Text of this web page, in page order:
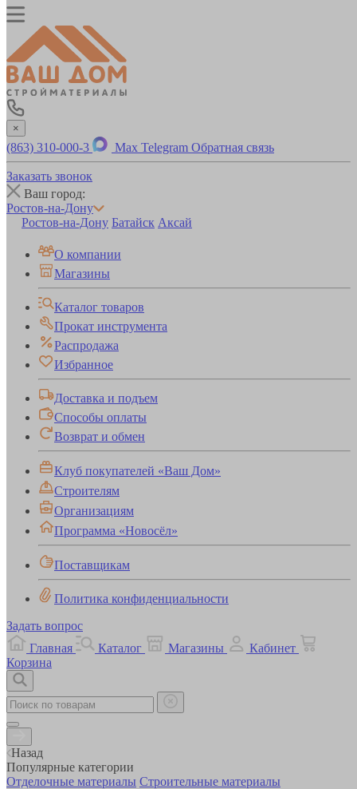
×
(863) 310-000-3 Max Telegram Обратная связь
Заказать звонок
Ваш город:
Ростов-на-Дону
Ростов-на-Дону Батайск Аксай
О компании
Магазины
Каталог товаров
Прокат инструмента
Распродажа
Избранное
Доставка и подъем
Способы оплаты
Возврат и обмен
Клуб покупателей «Ваш Дом»
Строителям
Организациям
Программа «Новосёл»
Поставщикам
Политика конфиденциальности
Задать вопрос
Главная
Каталог Магазины
Кабинет
Корзина
Назад
Популярные категории
Отделочные материалы Строительные материалы